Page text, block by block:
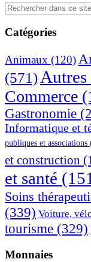
Barre
latérale
principale
Rechercher
dans
ce
site
Catégories
Animaux (120)
(571) Autres
Commerce
Gastronomie
Informatique et
publiques et associations
et construction
et santé
Soins
(339) Voiture,
tourisme (329)
Monnaies